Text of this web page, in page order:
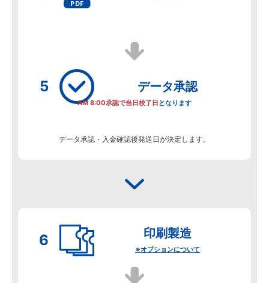
データ承認
AM 8:00承認で当日校了日 となります
データ承認・入金確認後発送日が決定します。
印刷製造
※オプションについて